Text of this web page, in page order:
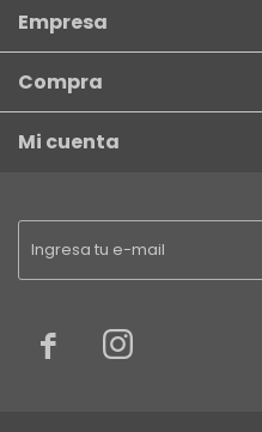
 
Empresa
Compra
Mi cuenta